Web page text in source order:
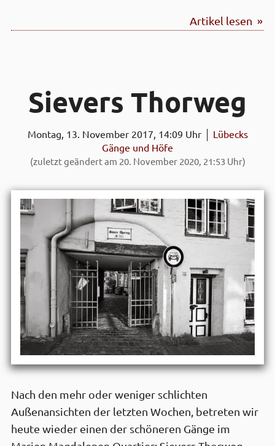
Artikel lesen »
Sievers Thor­weg
Montag, 13. November 2017, 14:09 Uhr │ Lübecks
Gänge und Höfe
(zuletzt geändert am 20. November 2020, 21:53 Uhr)
Nach den mehr oder weniger schlichten
Außenansichten der letzten Wochen, betreten wir
heute wieder einen der schöneren Gänge im